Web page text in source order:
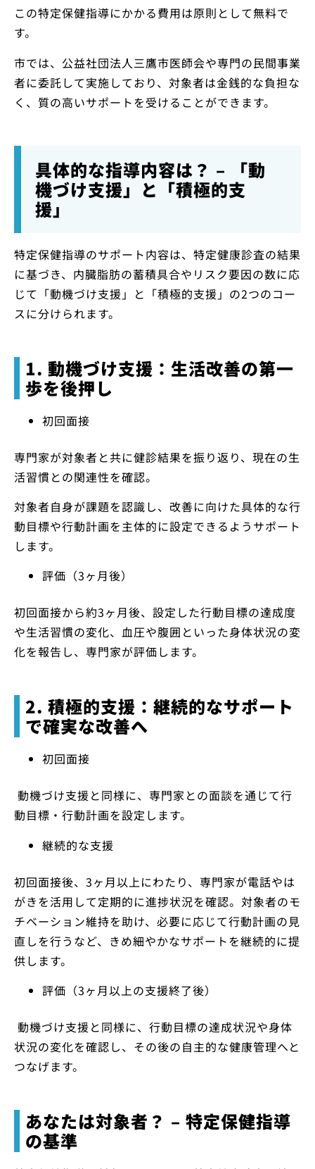
この特定保健指導にかかる費用は原則として無料で
す。
市では、公益社団法人三鷹市医師会や専門の民間事業
者に委託して実施しており、対象者は金銭的な負担な
く、質の高いサポートを受けることができます。
具体的な指導内容は？ – 「動
機づけ支援」と「積極的支
援」
特定保健指導のサポート内容は、特定健康診査の結果
に基づき、内臓脂肪の蓄積具合やリスク要因の数に応
じて「動機づけ支援」と「積極的支援」の2つのコー
スに分けられます。
1. 動機づけ支援：生活改善の第一
歩を後押し
初回面接
専門家が対象者と共に健診結果を振り返り、現在の生
活習慣との関連性を確認。
対象者自身が課題を認識し、改善に向けた具体的な行
動目標や行動計画を主体的に設定できるようサポート
します。
評価（3ヶ月後）
初回面接から約3ヶ月後、設定した行動目標の達成度
や生活習慣の変化、血圧や腹囲といった身体状況の変
化を報告し、専門家が評価します。
2. 積極的支援：継続的なサポート
で確実な改善へ
初回面接
動機づけ支援と同様に、専門家との面談を通じて行
動目標・行動計画を設定します。
継続的な支援
初回面接後、3ヶ月以上にわたり、専門家が電話やは
がきを活用して定期的に進捗状況を確認。対象者のモ
チベーション維持を助け、必要に応じて行動計画の見
直しを行うなど、きめ細やかなサポートを継続的に提
供します。
評価（3ヶ月以上の支援終了後）
動機づけ支援と同様に、行動目標の達成状況や身体
状況の変化を確認し、その後の自主的な健康管理へと
つなげます。
あなたは対象者？ – 特定保健指導
の基準